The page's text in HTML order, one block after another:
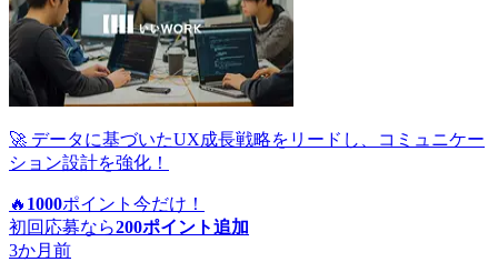
🚀 データに基づいたUX成長戦略をリードし、コミュニケー
ション設計を強化！
🔥 1000ポイント 今だけ！
初回応募なら200ポイント追加
3か月前